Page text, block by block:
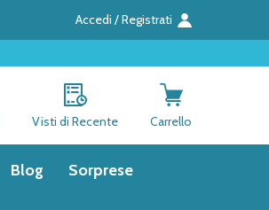
Accedi / Registrati
Visti di Recente Carrello
Blog Sorprese